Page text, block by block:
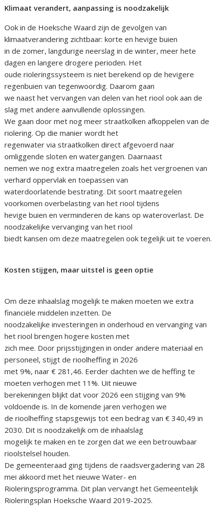
Klimaat verandert, aanpassing is noodzakelijk
Ook in de Hoeksche Waard zijn de gevolgen van
klimaatverandering zichtbaar: korte en hevige buien
in de zomer, langdurige neerslag in de winter, meer hete
dagen en langere drogere perioden. Het
oude rioleringssysteem is niet berekend op de hevigere
regenbuien van tegenwoordig. Daarom gaan
we naast het vervangen van delen van het riool ook aan de
slag met andere aanvullende oplossingen.
We gaan door met nog meer straatkolken afkoppelen van de
riolering. Op die manier wordt het
regenwater via straatkolken direct afgevoerd naar
omliggende sloten en watergangen. Daarnaast
nemen we nog extra maatregelen zoals het vergroenen van
verhard oppervlak en toepassen van
waterdoorlatende bestrating. Dit soort maatregelen
voorkomen overbelasting van het riool tijdens
hevige buien en verminderen de kans op wateroverlast. De
noodzakelijke vervanging van het riool
biedt kansen om deze maatregelen ook tegelijk uit te voeren.
Kosten stijgen, maar uitstel is geen optie
Om deze inhaalslag mogelijk te maken moeten we extra
financiële middelen inzetten. De
noodzakelijke investeringen in onderhoud en vervanging van
het riool brengen hogere kosten met
zich mee. Door prijsstijgingen in onder andere materiaal en
personeel, stijgt de rioolheffing in 2026
met 9%, naar € 281,46. Eerder dachten we de heffing te
moeten verhogen met 11%. Uit nieuwe
berekeningen blijkt dat voor 2026 een stijging van 9%
voldoende is. In de komende jaren verhogen we
de rioolheffing stapsgewijs tot een bedrag van € 340,49 in
2030. Dit is noodzakelijk om de inhaalslag
mogelijk te maken en te zorgen dat we een betrouwbaar
rioolstelsel houden.
De gemeenteraad ging tijdens de raadsvergadering van 28
mei akkoord met het nieuwe Water- en
Rioleringsprogramma. Dit plan vervangt het Gemeentelijk
Rioleringsplan Hoeksche Waard 2019-2025.